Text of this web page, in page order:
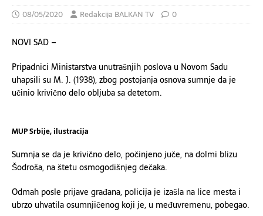
08/05/2020 Redakcija BALKAN TV 0
NOVI SAD –
Pripadnici Ministarstva unutrašnjih poslova u Novom Sadu
uhapsili su M. J. (1938), zbog postojanja osnova sumnje da je
učinio krivično delo obljuba sa detetom.
MUP Srbije, ilustracija
Sumnja se da je krivično delo, počinjeno juče, na dolmi blizu
Šodroša, na štetu osmogodišnjeg dečaka.
Odmah posle prijave građana, policija je izašla na lice mesta i
ubrzo uhvatila osumnjičenog koji je, u međuvremenu, pobegao.